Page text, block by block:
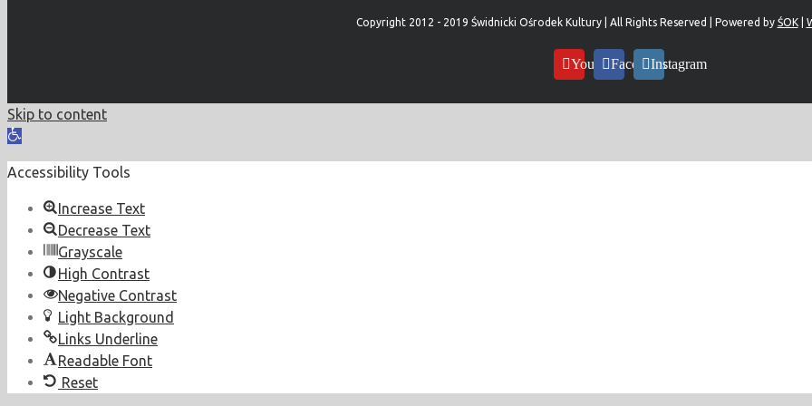
Copyright 2012 - 2019 Świdnicki Ośrodek Kultury | All Rights Reserved | Powered by ŚOK|
YouTubeFacebookInstagram
Skip to content
Open
Accessibility Tools
Increase Text
Decrease Text
Grayscale
High Contrast
Negative Contrast
Light Background
Links Underline
Readable Font
Reset